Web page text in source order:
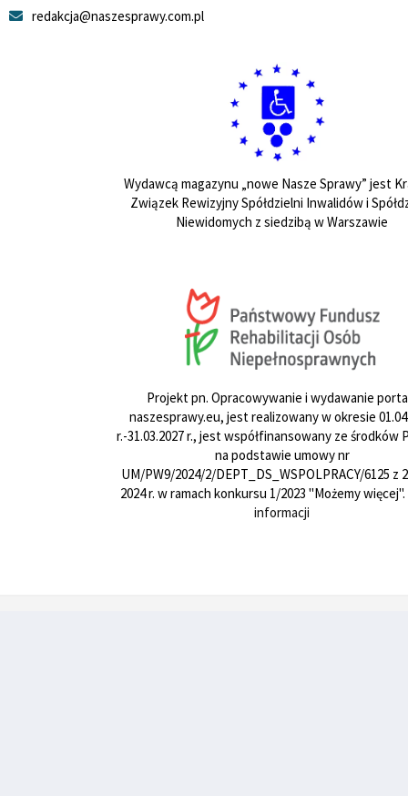
redakcja@naszesprawy.com.pl
Wydawcą magazynu „nowe Nasze Sprawy” jest
Związek Rewizyjny Spółdzielni Inwalidów i
Niewidomych z siedzibą w Warszawie
Projekt pn. Opracowywanie i wydawanie
naszesprawy.eu, jest realizowany w okresie
r.-31.03.2027 r., jest współfinansowany ze środków
na podstawie umowy nr
UM/PW9/2024/2/DEPT_DS_WSPOLPRACY/6125 z
2024 r. w ramach konkursu 1/2023 "Możemy więcej".
informacji